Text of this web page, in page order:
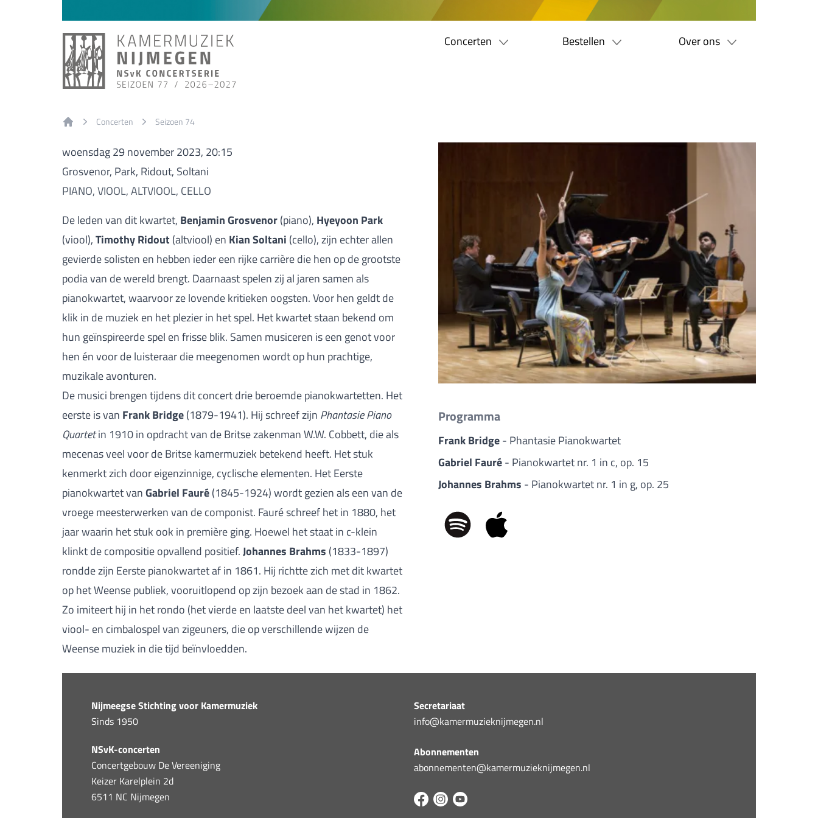
Concerten Bestellen Over ons
Concerten Seizoen 74
woensdag 29 november 2023, 20:15
Grosvenor, Park, Ridout, Soltani
PIANO, VIOOL, ALTVIOOL, CELLO
De leden van dit kwartet, Benjamin Grosvenor(piano), Hyeyoon Park
(viool),Timothy Ridout (altviool) en Kian Soltani (cello), zijn echter allen
gevierde solisten en hebben ieder een rijke carrière die hen op de grootste
podia van de wereld brengt. Daarnaast spelen zij al jaren samen als
pianokwartet, waarvoor ze lovende kritieken oogsten. Voor hen geldt de
klik in de muziek en het plezier in het spel. Het kwartet staan bekend om
hun geïnspireerde spel en frisse blik. Samen musiceren is een genot voor
hen én voor de luisteraar die meegenomen wordt op hun prachtige,
muzikale avonturen.
De musici brengen tijdens dit concert drie beroemde pianokwartetten. Het
eerste is van Frank Bridge(1879-1941). Hij schreef zijn Phantasie Piano
Quartetin 1910 in opdracht van de Britse zakenman W.W. Cobbett, die als
mecenas veel voor de Britse kamermuziek betekend heeft. Het stuk
kenmerkt zich door eigenzinnige, cyclische elementen. Het Eerste
pianokwartet vanGabriel Fauré(1845-1924) wordt gezien als een van de
vroege meesterwerken van de componist. Fauré schreef het in 1880, het
jaar waarin het stuk ook in première ging. Hoewel het staat in c-klein
klinkt de compositie opvallend positief.Johannes Brahms (1833-1897)
rondde zijn Eerste pianokwartet af in 1861. Hij richtte zich met dit kwartet
op het Weense publiek, vooruitlopend op zijn bezoek aan de stad in 1862.
Zo imiteert hij in het rondo (het vierde en laatste deel van het kwartet) het
viool- en cimbalospel van zigeuners, die op verschillende wijzen de
Weense muziek in die tijd beïnvloedden.
Programma
Frank Bridge- Phantasie Pianokwartet
Gabriel Fauré- Pianokwartet nr. 1 in c, op. 15
Johannes Brahms - Pianokwartet nr. 1 in g, op. 25
Nijmeegse Stichting voor Kamermuziek
Sinds 1950
NSvK-concerten
Concertgebouw De Vereeniging
Keizer Karelplein 2d
6511 NC Nijmegen
Secretariaat
info@kamermuzieknijmegen.nl
Abonnementen
abonnementen@kamermuzieknijmegen.nl